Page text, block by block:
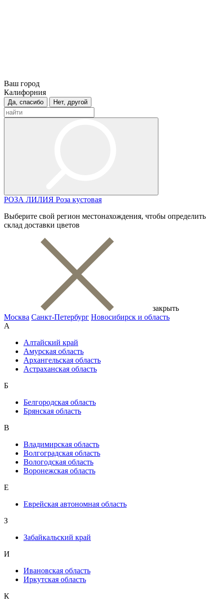
Ваш город
Калифорния
Да, спасибо Нет, другой
РОЗА ЛИЛИЯ Роза кустовая
Выберите свой регион местонахождения, чтобы определить
склад доставки цветов
закрыть
Москва Санкт-Петербург Новосибирск и область
А
Алтайский край
Амурская область
Архангельская область
Астраханская область
Б
Белгородская область
Брянская область
В
Владимирская область
Волгоградская область
Вологодская область
Воронежская область
Е
Еврейская автономная область
З
Забайкальский край
И
Ивановская область
Иркутская область
К